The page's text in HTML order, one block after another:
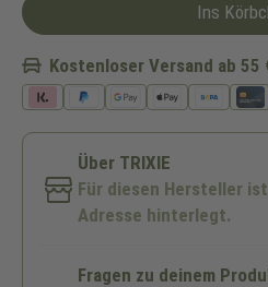
Ins
Kostenloser Versand ab 55
Über TRIXIE
Für diesen Hersteller
Adresse hinterlegt.
Fragen zu deinem